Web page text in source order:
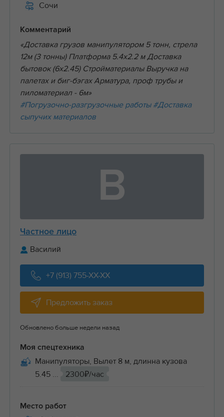
Сочи
Комментарий
«Доставка грузов манипулятором 5 тонн, стрела
12м (3 тонны) Платформа 5.4х2.2 м Доставка
бытовок (6х2.45) Стройматериалы Выручка на
палетах и биг-бэгах Арматура, проф трубы и
пиломатериал - 6м»
#Погрузочно-разгрузочные работы #Доставка
сыпучих материалов
В
Частное лицо
Василий
+7 (913) 755-XX-XX
Предложить заказ
Обновлено больше недели назад
Моя спецтехника
Манипуляторы, Вылет 8 м, длинна кузова
5.45 ...
2300₽/час
Место работ